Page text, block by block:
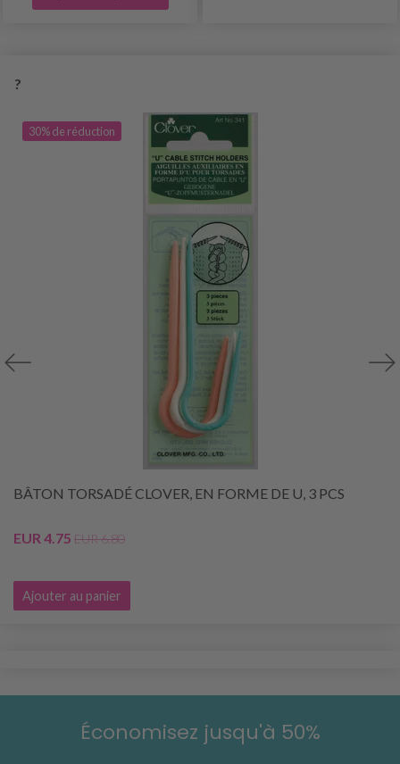
?
30% de réduction
BÂTON TORSADÉ CLOVER, EN FORME DE U, 3 PCS
EUR 4.75 EUR 6.80
Ajouter au panier
Économisez jusqu'à 50%